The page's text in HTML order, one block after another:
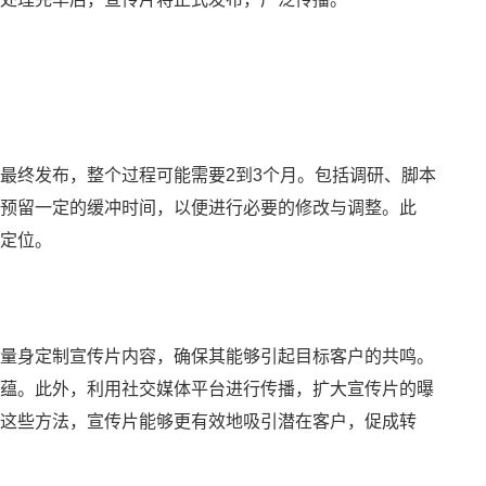
终发布，整个过程可能需要2到3个月。包括调研、脚本
留一定的缓冲时间，以便进行必要的修改与调整。此
位。
定制宣传片内容，确保其能够引起目标客户的共鸣。
。此外，利用社交媒体平台进行传播，扩大宣传片的曝
些方法，宣传片能够更有效地吸引潜在客户，促成转